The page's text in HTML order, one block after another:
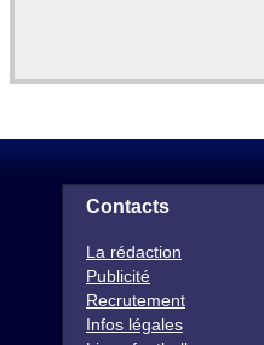
Contacts
La rédaction
Publicité
Recrutement
Infos légales